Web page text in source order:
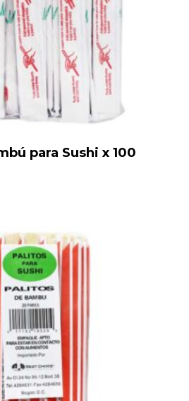
para Sushi x 100